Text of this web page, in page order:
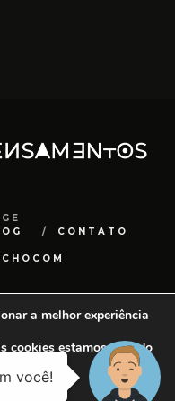
CONTATO
a melhor experiência
cookies estamos usando